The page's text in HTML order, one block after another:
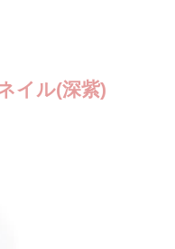
イル(深紫)